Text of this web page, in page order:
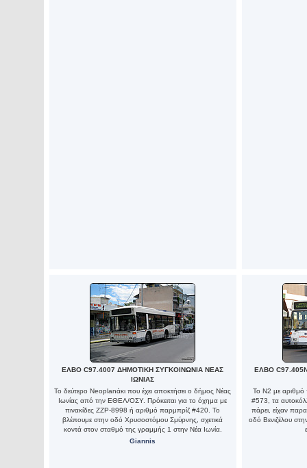
ΕΛΒΟ C97.4007 ΔΗΜΟΤΙΚΗ ΣΥΓΚΟΙΝΩΝΙΑ ΝΕΑΣ
ΙΩΝΙΑΣ
Το δεύτερο Neoplanάκι που έχει αποκτήσει ο δήμος Νέας
Ιωνίας από την ΕΘΕΛ/ΟΣΥ. Πρόκειται για το όχημα με
πινακίδες ΖΖΡ-8998 ή αριθμό παρμπρίζ #420. Το
βλέπουμε στην οδό Χρυσοστόμου Σμύρνης, σχετικά
κοντά στον σταθμό της γραμμής 1 στην Νέα Ιωνία.
Giannis
ΕΛΒΟ
Το Ν2 με
#573, τα
πάρει, είχαν
οδό Βενιζέλου